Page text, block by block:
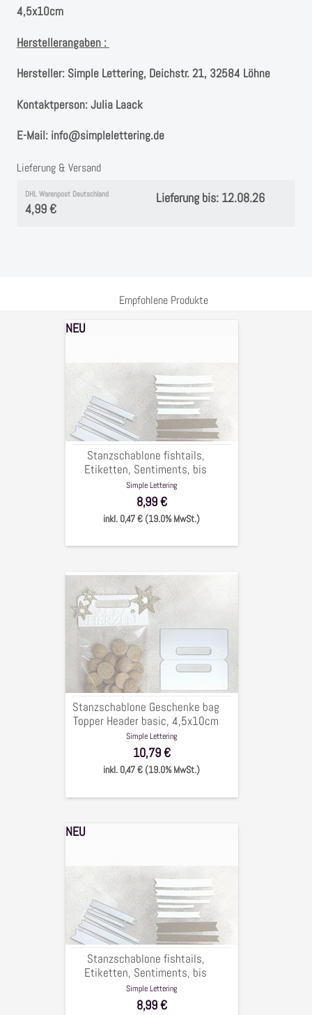
4,5x10cm
Herstellerangaben :
Hersteller: Simple Lettering, Deichstr. 21, 32584 Löhne
Kontaktperson:Julia Laack
E-Mail: info@simplelettering.de
Lieferung & Versand
DHL Warenpost Deutschland
4,99 €
Lieferung bis: 12.08.26
Empfohlene Produkte
Stanzschablone
Etiketten,
Sentiments,
1,5x10cm,
5-
NEU
Stanzschablone fishtails,
Etiketten, Sentiments, bis
1,5x10cm, 5-tlg.
Simple Lettering
8,99 €
inkl. 0,47 € (19.0% MwSt.)
Stanzschablone
Geschenke
bag
Header
basic,
4,5x10cm
Stanzschablone Geschenke bag
Topper Header basic, 4,5x10cm
Simple Lettering
10,79 €
inkl. 0,47 € (19.0% MwSt.)
Stanzschablone
Etiketten,
Sentiments,
1,5x10cm,
5-
NEU
Stanzschablone fishtails,
Etiketten, Sentiments, bis
1,5x10cm, 5-tlg.
Simple Lettering
8,99 €